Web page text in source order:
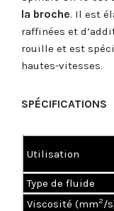
la broche. Il est
raffinées et
rouille et est
hautes-vitesses.
SPÉCIFICATIONS
Utilisation
Type de fluide
Viscosité (mm2/